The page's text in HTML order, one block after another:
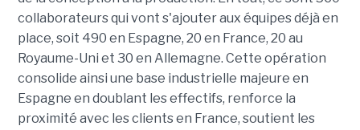
collaborateurs qui vont s'ajouter aux équipes déjà en
place, soit 490 en Espagne, 20 en France, 20 au
Royaume-Uni et 30 en Allemagne. Cette opération
consolide ainsi une base industrielle majeure en
Espagne en doublant les effectifs, renforce la
proximité avec les clients en France, soutient les